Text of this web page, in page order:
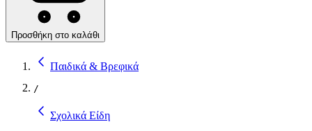
Προσθήκη στο καλάθι
Παιδικά & Βρεφικά
/
Σχολικά Είδη